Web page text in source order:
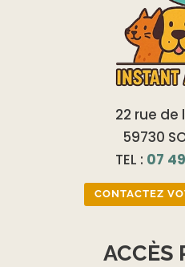
22 rue de
59730
TEL : 07
CONTACTEZ
ACCÈS